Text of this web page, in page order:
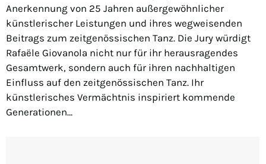
Anerkennung von 25 Jahren außergewöhnlicher
künstlerischer Leistungen und ihres wegweisenden
Beitrags zum zeitgenössischen Tanz. Die Jury würdigt
Rafaële Giovanola nicht nur für ihr herausragendes
Gesamtwerk, sondern auch für ihren nachhaltigen
Einfluss auf den zeitgenössischen Tanz. Ihr
künstlerisches Vermächtnis inspiriert kommende
Generationen…